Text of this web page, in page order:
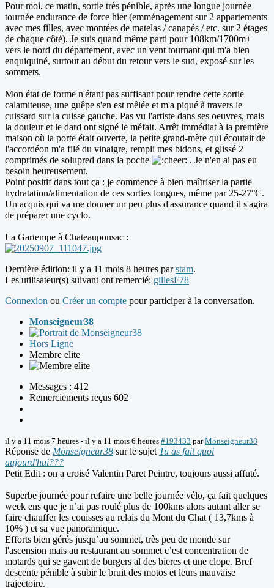
Pour moi, ce matin, sortie très pénible, après une longue journée
tournée endurance de force hier (emménagement sur 2 appartements
avec mes filles, avec montées de matelas / canapés / etc. sur 2 étages
de chaque côté). Je suis quand même parti pour 108km/1700m+
vers le nord du département, avec un vent tournant qui m'a bien
enquiquiné, surtout au début du retour vers le sud, exposé sur les
sommets.
Mon état de forme n'étant pas suffisant pour rendre cette sortie
calamiteuse, une guêpe s'en est mêlée et m'a piqué à travers le
cuissard sur la cuisse gauche. Pas vu l'artiste dans ses oeuvres, mais
la douleur et le dard ont signé le méfait. Arrêt immédiat à la première
maison où la porte était ouverte, la petite grand-mère qui écoutait de
l'accordéon m'a filé du vinaigre, rempli mes bidons, et glissé 2
comprimés de solupred dans la poche
. Je n'en ai pas eu
besoin heureusement.
Point positif dans tout ça : je commence à bien maîtriser la partie
hydratation/alimentation de ces sorties longues, même par 25-27°C.
Un acquis qui va me donner un peu plus d'assurance quand il s'agira
de préparer une cyclo.
La Gartempe à Chateauponsac :
Dernière édition: il y a 11 mois 8 heures parstam.
Les utilisateur(s) suivant ont remercié: gillesF78
Connexion ou Créer un compte pour participer à la conversation.
Monseigneur38
Hors Ligne
Membre elite
Messages : 412
Remerciements reçus 602
il y a 11 mois 7 heures - il y a 11 mois 6 heures #193433 parMonseigneur38
Réponse de Monseigneur38 sur le sujet Tu as fait quoi
aujourd'hui???
Petit Edit : on a croisé Valentin Paret Peintre, toujours aussi affuté.
Superbe journée pour refaire une belle journée vélo, ça fait quelques
week ens que je n’ai pas roulé plus de 100kms alors autant aller se
faire chauffer les couisses au relais du Mont du Chat ( 13,7kms à
10% ) et sa vue panoramique.
Efforts bien gérés jusqu’au sommet, très peu de monde sur
l'ascension mais au restaurant au sommet c’est concentration de
motards qui se gavent de burgers al des bieres et une clope. Bref
descente pénible à subir le bruit des motos et leurs mauvaise
trajectoire.